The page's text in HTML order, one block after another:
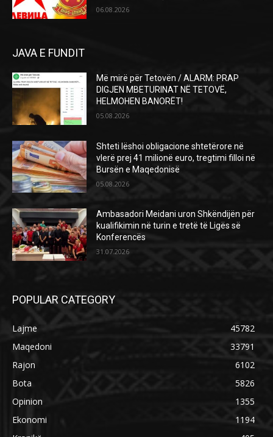
06.08.2026
JAVA E FUNDIT
Më mirë për Tetovën / ALARM: PRAP
DIGJEN MBETURINAT NË TETOVË,
HELMOHEN BANORËT!
05.08.2026
Shteti lëshoi obligacione shtetërore në
vlerë prej 41 milionë euro, tregtimi filloi në
Bursën e Maqedonisë
05.08.2026
Ambasadori Meidani uron Shkëndijën për
kualifikimin në turin e tretë të Ligës së
Konferencës
31.07.2026
POPULAR CATEGORY
Lajme
45782
Maqedoni
33791
Rajon
6102
Bota
5826
Opinion
1355
Ekonomi
1194